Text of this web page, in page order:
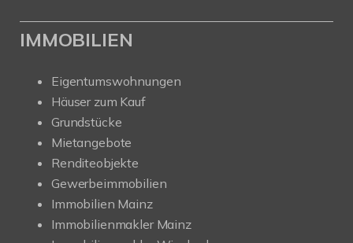
IMMOBILIEN
Eigentumswohnungen
Häuser zum Kauf
Grundstücke
Mietangebote
Renditeobjekte
Gewerbeimmobilien
Immobilien Mainz
Immobilienmakler Mainz